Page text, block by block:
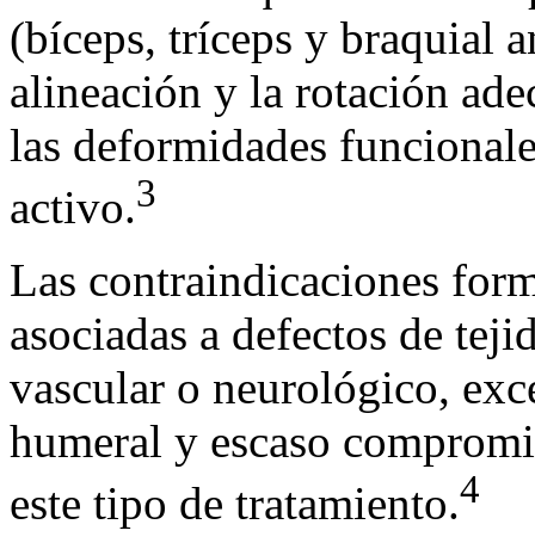
(bíceps, tríceps y braquial
alineación y la rotación
las deformidades
activo.3
Las contraindicaciones
asociadas a defectos de
vascular o neurológico,
humeral y escaso
este tipo de tratamiento.4